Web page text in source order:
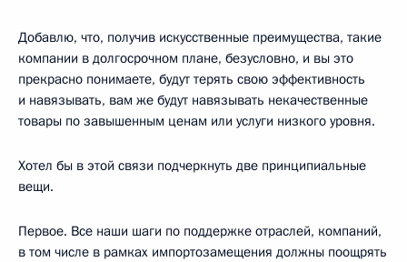
Добавлю, что, получив искусственные преимущества, такие
компании в долгосрочном плане, безусловно, и вы это
прекрасно понимаете, будут терять свою эффективность
и навязывать, вам же будут навязывать некачественные
товары по завышенным ценам или услуги низкого уровня.
Хотел бы в этой связи подчеркнуть две принципиальные
вещи.
Первое. Все наши шаги по поддержке отраслей, компаний,
в том числе в рамках импортозамещения должны поощрять